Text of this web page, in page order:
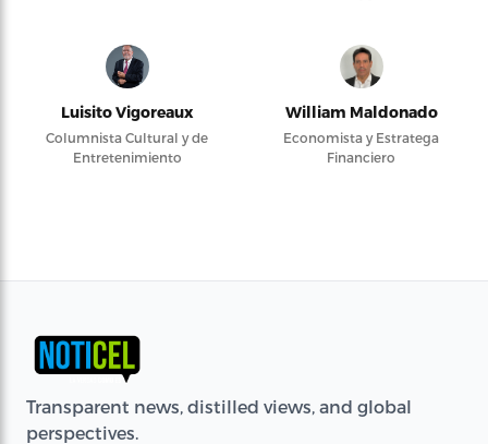
Luisito Vigoreaux
Columnista Cultural y de
Entretenimiento
William Maldonado
Economista y Estratega
Financiero
Transparent news, distilled views, and global
perspectives.